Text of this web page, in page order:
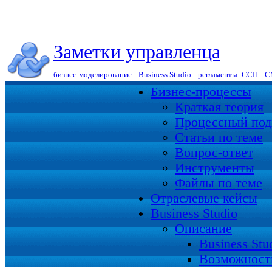
Заметки управленца
бизнес-моделирование Business Studio регламенты ССП
Бизнес-процессы
Краткая теория
Процессный
Статьи по теме
Вопрос-ответ
Инструменты
Файлы по теме
Отраслевые кейсы
Business Studio
Описание
Business